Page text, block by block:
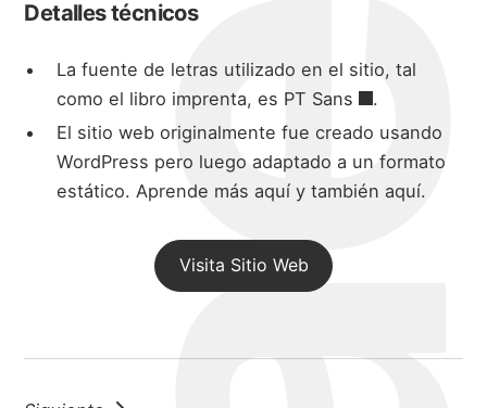
Detalles técnicos
La fuente de letras utilizado en el sitio, tal
como el libro imprenta, es PT Sans
.
El sitio web originalmente fue creado usando
WordPress pero luego adaptado a un formato
estático.Aprende más aquí y tambiénaquí.
Visita Sitio Web
portafolio
blog